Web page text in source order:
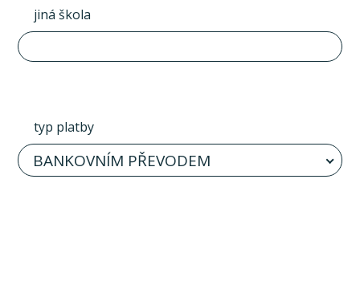
jiná škola
typ platby
BANKOVNÍM PŘEVODEM